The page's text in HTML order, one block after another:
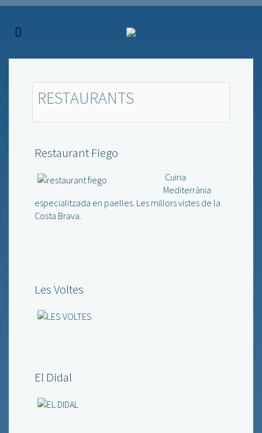
RESTAURANTS
Restaurant Fiego
Cuina
Mediterrània
especialitzada en paelles. Les millors vistes de la
Costa Brava.
Les Voltes
El Didal